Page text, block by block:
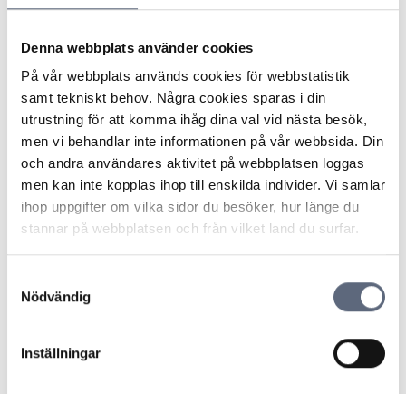
Denna webbplats använder cookies
På vår webbplats används cookies för webbstatistik
samt tekniskt behov. Några cookies sparas i din
utrustning för att komma ihåg dina val vid nästa besök,
men vi behandlar inte informationen på vår webbsida. Din
och andra användares aktivitet på webbplatsen loggas
men kan inte kopplas ihop till enskilda individer. Vi samlar
ihop uppgifter om vilka sidor du besöker, hur länge du
stannar på webbplatsen och från vilket land du surfar.
Nödvändig
Inställningar
på löpande räkning. Enligt lag ska då konsumenten
omfattning och utförande, gängse pris eller
prisberäkningssätt för motsvarande tjänster vid
avtalstillfället samt omständigheterna i övrigt.
Vidare menade ARN att frågan om priset är skäligt är
en rättslig bedömning som nämnden ska göra med
utgångspunkt i de omständigheter som parterna
åberopat.
Det framgick inte av den tvistiga fakturan vilka
arbetsmoment som utförts, hur lång tid de hade tagit
eller vilket material som hade kommit till användning.
antal olika arbetsmoment, presenterat någon utredning
skäligheten i debiterat pris. Konsumenten hade dock
beskrivit vad denne anser att företaget har utfört,